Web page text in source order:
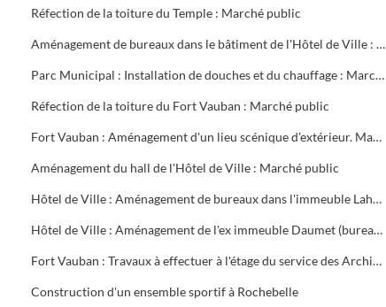
Réfection de la toiture du Temple : Marché public
Aménagement de bureaux dans le bâtiment de l'Hôtel de Ville : Marché public
Parc Municipal : Installation de douches et du chauffage : Marché public
Réfection de la toiture du Fort Vauban : Marché public
Fort Vauban : Aménagement d'un lieu scénique d'extérieur. Marché public
Aménagement du hall de l'Hôtel de Ville : Marché public
Hôtel de Ville : Aménagement de bureaux dans l'immeuble Lahondès (3 tranches) : Marché public
Hôtel de Ville : Aménagement de l'ex immeuble Daumet (bureaux du 2ème étage Informatique, cave escalier) : Marché public
Fort Vauban : Travaux à effectuer à l'étage du service des Archives. Liste du mobilier à acheter. Installation du Fonds Ancien de la Bibliothèque
Construction d'un ensemble sportif à Rochebelle